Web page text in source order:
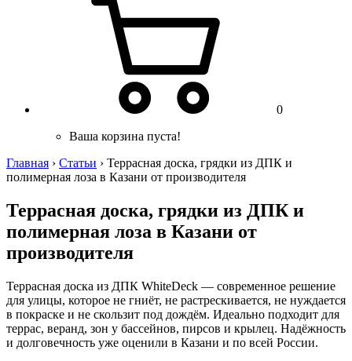
0
Ваша корзина пуста!
Главная › Статьи › Террасная доска, грядки из ДПК и
полимерная лоза в Казани от производителя
Террасная доска, грядки из ДПК и
полимерная лоза в Казани от
производителя
Террасная доска из ДПК WhiteDeck — современное решение
для улицы, которое не гниёт, не растрескивается, не нуждается
в покраске и не скользит под дождём. Идеально подходит для
террас, веранд, зон у бассейнов, пирсов и крылец. Надёжность
и долговечность уже оценили в Казани и по всей России.